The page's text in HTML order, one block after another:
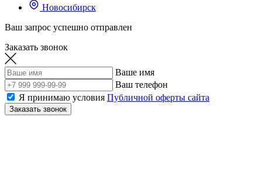
Новосибирск
Ваш запрос успешно отправлен
Заказать звонок
Ваше имя
Ваш телефон
Я принимаю условия Публичной оферты сайта
Заказать звонок